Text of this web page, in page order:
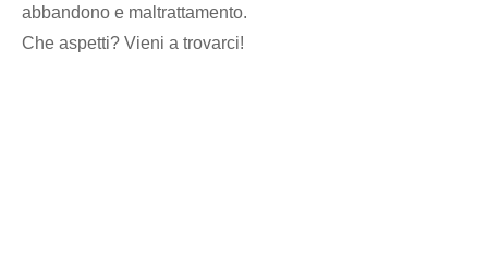
abbandono e maltrattamento.
Che aspetti? Vieni a trovarci!